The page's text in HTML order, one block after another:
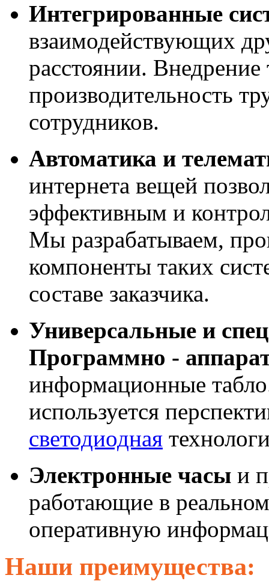
Интегрированные
взаимодействующих
расстоянии.
производительность
сотрудников.
Автоматика и
интернета вещей
эффективным и
Мы разрабатываем,
компоненты таких
составе заказчика.
Универсальные и
Программно -
информационные
используется
светодиодная
Электронные часы и
работающие в
оперативную
Наши преимущества: